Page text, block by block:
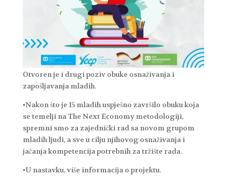
Otvoren je i drugi poziv obuke osnaživanja i
zapošljavanja mladih.
▪Nakon što je 15 mladih uspješno završilo obuku koja
se temelji na The Next Economy metodologiji,
spremni smo za zajednički rad sa novom grupom
mladih ljudi, a sve u cilju njihovog osnaživanja i
jačanja kompetencija potrebnih za tržište rada.
▪U nastavku, više informacija o projektu.